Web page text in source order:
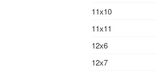
11х10
11х11
12х6
12х7